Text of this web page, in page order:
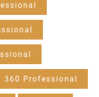
360 Professional